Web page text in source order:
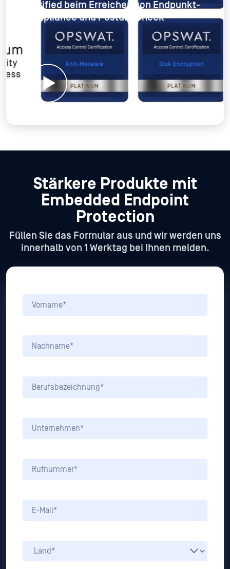
Certified beim Erreichen von Endpunkt-
Compliance und Posture Check
Stärkere Produkte mit
Embedded Endpoint
Protection
Füllen Sie das Formular aus und wir werden uns
innerhalb von 1 Werktag bei Ihnen melden.